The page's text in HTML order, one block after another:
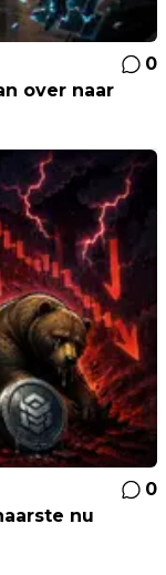
0
over naar
0
nu